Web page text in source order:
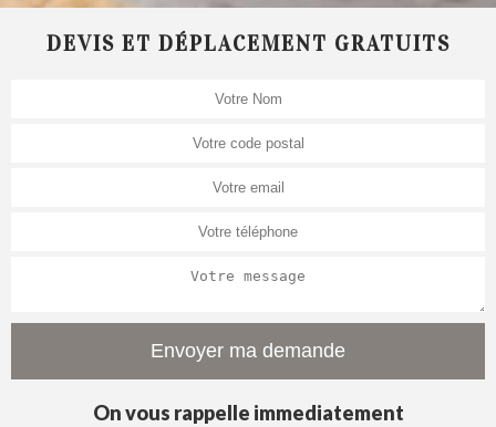
DEVIS ET DÉPLACEMENT GRATUITS
On vous rappelle immediatement